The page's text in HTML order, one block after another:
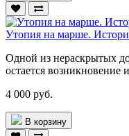
Утопия на марше.
Одной из нераскрытых
остается возникновение
4 000 руб.
В корзину